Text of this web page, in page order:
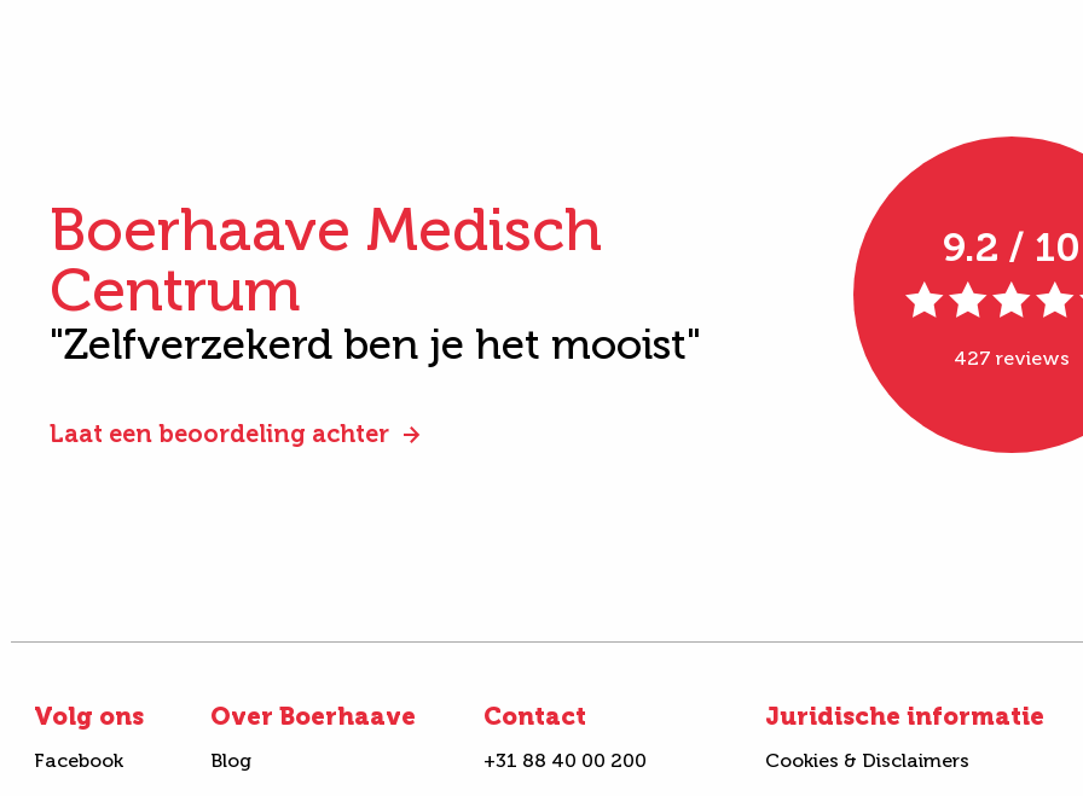
Boerhaave Medisch
Centrum
"Zelfverzekerd ben je het mooist"
9.2 / 10
427 reviews
Laat een beoordeling achter
Volg ons
Facebook
Over Boerhaave
Blog
Contact
+31 88 40 00 200
Juridische informatie
Cookies & Disclaimers